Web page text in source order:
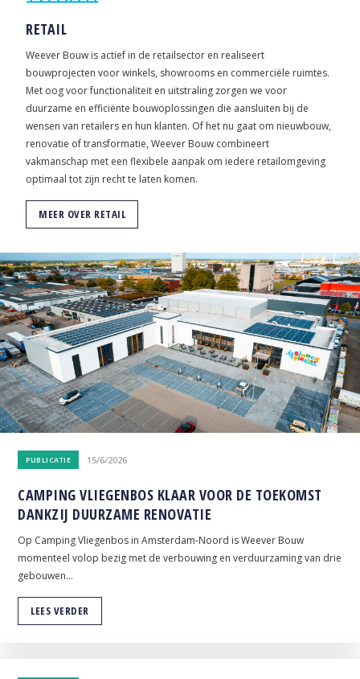
RETAIL
Weever Bouw is actief in de retailsector en realiseert
bouwprojecten voor winkels, showrooms en commerciële ruimtes.
Met oog voor functionaliteit en uitstraling zorgen we voor
duurzame en efficiënte bouwoplossingen die aansluiten bij de
wensen van retailers en hun klanten. Of het nu gaat om nieuwbouw,
renovatie of transformatie, Weever Bouw combineert
vakmanschap met een flexibele aanpak om iedere retailomgeving
optimaal tot zijn recht te laten komen.
MEER OVER RETAIL
PUBLICATIE 15/6/2026
CAMPING VLIEGENBOS KLAAR VOOR DE TOEKOMST
DANKZIJ DUURZAME RENOVATIE
Op Camping Vliegenbos in Amsterdam-Noord is Weever Bouw
momenteel volop bezig met de verbouwing en verduurzaming van drie
gebouwen...
LEES VERDER